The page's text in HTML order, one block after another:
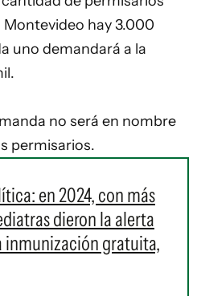
Montevideo hay 3.000
uno demandará a la
no será en nombre
permisarios.
en 2024, con más
dieron la alerta
inmunización gratuita,